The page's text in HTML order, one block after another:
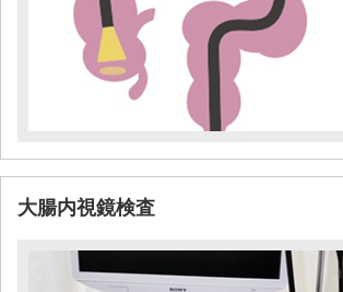
大腸内視鏡検査